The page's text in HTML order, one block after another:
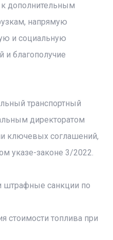
дополнительным
напрямую
и социальную
и благополучие
транспортный
директоратом
ключевых соглашений,
указе-законе 3/2022.
штрафные санкции по
стоимости топлива при